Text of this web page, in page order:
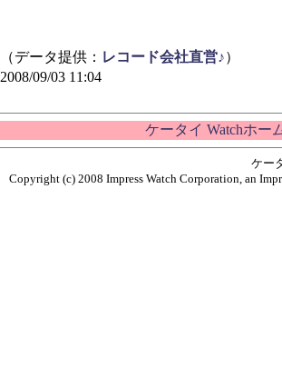
（データ提供： レコード会社直営♪）
2008/09/03 11:04
ケータイ Watchホー
ケー
Copyright (c) 2008 Impress Watch Corporation, an